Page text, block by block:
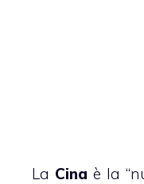
La Cina è la